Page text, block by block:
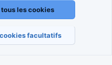
R
les cookies
facultatifs